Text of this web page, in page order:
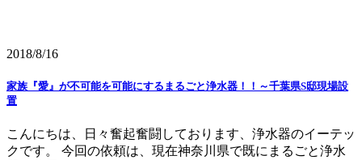
2018/8/16
家族『愛』が不可能を可能にするまるごと浄水器！！～千葉県S邸現場設
置
こんにちは、日々奮起奮闘しております、浄水器のイーテッ
クです。 今回の依頼は、現在神奈川県で既にまるごと浄水